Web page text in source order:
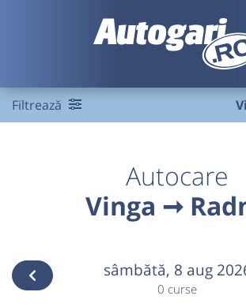
Filtrează
Autocare
Vinga ➞
sâmbătă, 8 aug
0 curse